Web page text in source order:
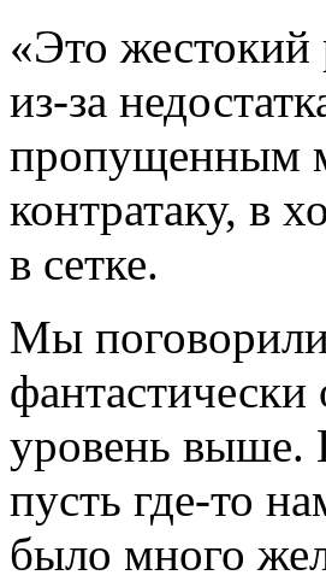
«Это жестокий
из-за
пропущенным
контратаку, в
в сетке.
Мы
фантастически
уровень выше.
пусть где-то
было много